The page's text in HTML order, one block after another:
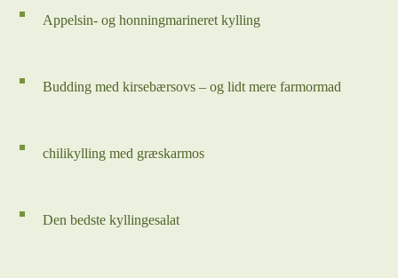
Appelsin- og honningmarineret kylling
Budding med kirsebærsovs – og lidt mere farmormad
chilikylling med græskarmos
Den bedste kyllingesalat